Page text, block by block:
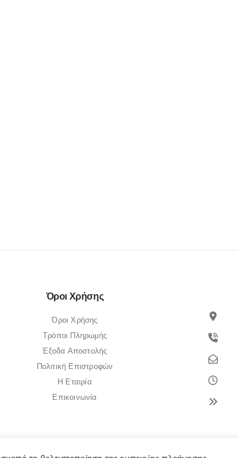
Όροι Χρήσης
Όροι Χρήσης
Τρόποι Πληρωμής
Έξοδα Αποστολής
Πολιτική Επιστροφών
Η Εταιρία
Επικοινωνία